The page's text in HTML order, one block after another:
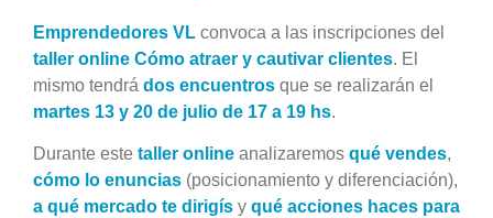
Emprendedores VL convoca a las inscripciones del
taller online Cómo atraer y cautivar clientes. El
mismo tendrá dos encuentros que se realizarán el
martes 13 y 20 de julio de 17 a 19 hs.
Durante este taller online analizaremos qué vendes,
cómo lo enuncias (posicionamiento y diferenciación),
a qué mercado te dirigís y qué acciones haces para